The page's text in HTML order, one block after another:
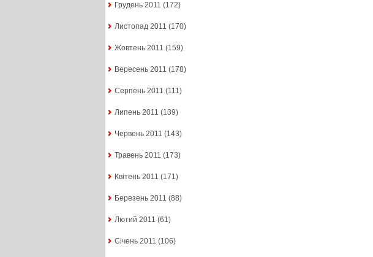
Грудень 2011 (172)
Листопад 2011 (170)
Жовтень 2011 (159)
Вересень 2011 (178)
Серпень 2011 (111)
Липень 2011 (139)
Червень 2011 (143)
Травень 2011 (173)
Квітень 2011 (171)
Березень 2011 (88)
Лютий 2011 (61)
Січень 2011 (106)